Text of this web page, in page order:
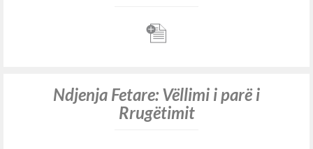
Ndjenja Fetare: Vëllimi i parë i
Rrugëtimit